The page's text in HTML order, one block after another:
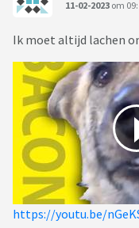
11-02-2023 om
Ik moet altijd lachen
https://youtu.be/